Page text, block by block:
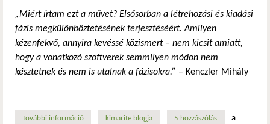
„Miért írtam ezt a művet? Elsősorban a létrehozási és kiadási
fázis megkülönböztetésének terjesztéséért. Amilyen
kézenfekvő, annyira kevéssé közismert – nem kicsit amiatt,
hogy a vonatkozó szoftverek semmilyen módon nem
késztetnek és nem is utalnak a fázisokra.” – Kenczler Mihály
további információkenczler mihály – dokumentumok formázása libreoffice-
kimarite blogja 5 hozzászólás a